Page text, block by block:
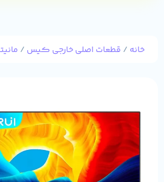
خانه / قطعات اصلی خارجی کیس /